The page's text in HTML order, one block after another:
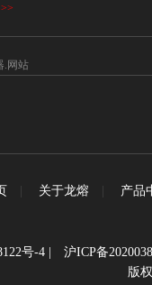
.网站
关于龙熔 产品
号-4| 沪ICP备
版